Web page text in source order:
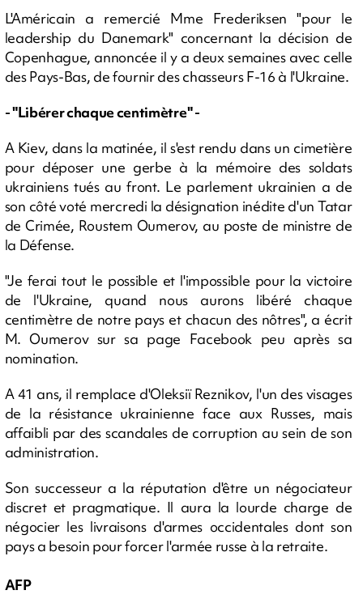
L'Américain a remercié Mme Frederiksen "pour le
leadership du Danemark" concernant la décision de
Copenhague, annoncée il y a deux semaines avec celle
des Pays-Bas, de fournir des chasseurs F-16 à l'Ukraine.
- "Libérer chaque centimètre" -
A Kiev, dans la matinée, il s'est rendu dans un cimetière
pour déposer une gerbe à la mémoire des soldats
ukrainiens tués au front. Le parlement ukrainien a de
son côté voté mercredi la désignation inédite d'un Tatar
de Crimée, Roustem Oumerov, au poste de ministre de
la Défense.
"Je ferai tout le possible et l'impossible pour la victoire
de l'Ukraine, quand nous aurons libéré chaque
centimètre de notre pays et chacun des nôtres", a écrit
M. Oumerov sur sa page Facebook peu après sa
nomination.
A 41 ans, il remplace d'Oleksiï Reznikov, l'un des visages
de la résistance ukrainienne face aux Russes, mais
affaibli par des scandales de corruption au sein de son
administration.
Son successeur a la réputation d'être un négociateur
discret et pragmatique. Il aura la lourde charge de
négocier les livraisons d'armes occidentales dont son
pays a besoin pour forcer l'armée russe à la retraite.
AFP